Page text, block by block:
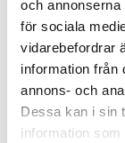
och
för sociala
vidarebefordrar
information från
annons- och
Dessa kan i sin
information